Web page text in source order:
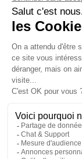
NOS SERVICES
FAQ
Blog
Aide au choix
Service de
Besoin d'aide ?